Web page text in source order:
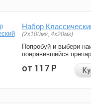
Набор
(2x100мг, 4x20мг)
Попробуй и выбери
понравившийся
от 117Р